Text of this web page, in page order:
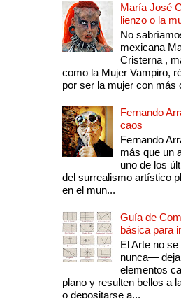
María José
lienzo o la
No
mexicana
Cristerna ,
como la Mujer Vampiro,
por ser la mujer con más
Fernando
caos
Fernando
más que un
uno de los
del surrealismo artístico
en el mun...
Guía de
básica para
El Arte no
nunca—
elementos
plano y resulten bellos a
o depositarse a...